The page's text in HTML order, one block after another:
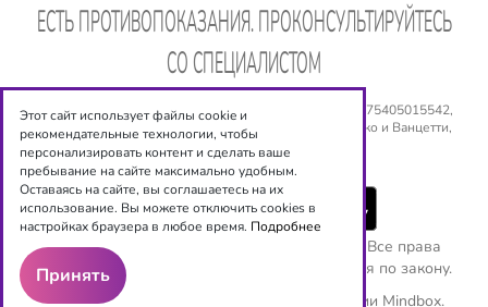
EСТЬ ПРОТИВОПОКАЗАНИЯ. ПРОКОНСУЛЬТИРУЙТЕСЬ
СО СПЕЦИАЛИСТОМ
ООО «Оптиксервис», ИНН: 540 534 6944, ОГРН: № 1075405015542,
Юридический адрес: 630008, г. Новосибирск, ул. Сакко и Ванцетти,
дом 77, 5 этаж. Email:
Copyright ©
2016-2026. Все права
защищены. Любое копирование преследуется по закону.
Используются рекомендательные технологии Mindbox.
Этот сайт использует файлы cookie и
рекомендательные технологии, чтобы
персонализировать контент и сделать ваше
пребывание на сайте максимально удобным.
Оставаясь на сайте, вы соглашаетесь на их
использование. Вы можете отключить cookies в
настройках браузера в любое время. Подробнее
Принять